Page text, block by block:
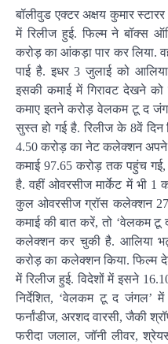
बॉलीवुड एक्टर अक्षय कुमार
में रिलीज हुई. फिल्म ने बॉक्स
करोड़ का आंकड़ा पार कर लिया.
पाई है. इधर 3 जुलाई को
इसकी कमाई में गिरावट देखने
कमाए इतने करोड़ वेलकम टू द
सुस्त हो गई है. रिलीज के 8वें
4.50 करोड़ का नेट कलेक्शन अपने
कमाई 97.65 करोड़ तक पहुंच
है. वहीं ओवरसीज मार्केट में भी 1
कुल ओवरसीज ग्रॉस कलेक्शन
कमाई की बात करें, तो ‘वेलकम
कलेक्शन कर चुकी है. आलिया
करोड़ का कलेक्शन किया. फिल्म
में रिलीज हुई. विदेशों में इसने
निर्देशित, ‘वेलकम टू द जंगल’
फर्नांडीज, अरशद वारसी, जैकी
फरीदा जलाल, जॉनी लीवर,